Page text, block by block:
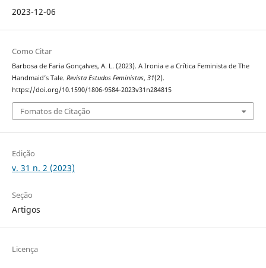
2023-12-06
Como Citar
Barbosa de Faria Gonçalves, A. L. (2023). A Ironia e a Crítica Feminista de The
Handmaid’s Tale. Revista Estudos Feministas, 31(2).
https://doi.org/10.1590/1806-9584-2023v31n284815
Fomatos de Citação
Edição
v. 31 n. 2 (2023)
Seção
Artigos
Licença